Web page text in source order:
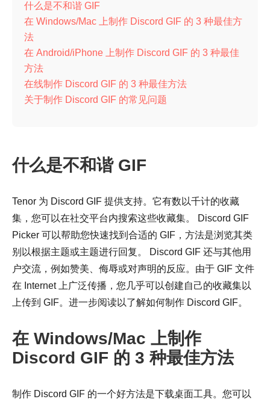
什么是不和谐 GIF
在 Windows/Mac 上制作 Discord GIF 的 3 种最佳方
法
在 Android/iPhone 上制作 Discord GIF 的 3 种最佳
方法
在线制作 Discord GIF 的 3 种最佳方法
关于制作 Discord GIF 的常见问题
什么是不和谐 GIF
Tenor 为 Discord GIF 提供支持。它有数以千计的收藏
集，您可以在社交平台内搜索这些收藏集。 Discord GIF
Picker 可以帮助您快速找到合适的 GIF，方法是浏览其类
别以根据主题或主题进行回复。 Discord GIF 还与其他用
户交流，例如赞美、侮辱或对声明的反应。由于 GIF 文件
在 Internet 上广泛传播，您几乎可以创建自己的收藏集以
上传到 GIF。进一步阅读以了解如何制作 Discord GIF。
在 Windows/Mac 上制作
Discord GIF 的 3 种最佳方法
制作 Discord GIF 的一个好方法是下载桌面工具。您可以